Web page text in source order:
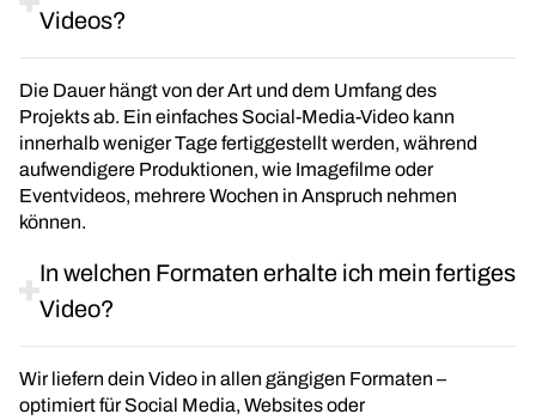
Videos?
Die Dauer hängt von der Art und dem Umfang des
Projekts ab. Ein einfaches Social-Media-Video kann
innerhalb weniger Tage fertiggestellt werden, während
aufwendigere Produktionen, wie Imagefilme oder
Eventvideos, mehrere Wochen in Anspruch nehmen
können.
In welchen Formaten erhalte ich mein fertiges
Video?
Wir liefern dein Video in allen gängigen Formaten –
optimiert für Social Media, Websites oder